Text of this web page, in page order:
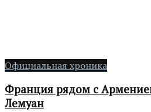
Официальная хроника
Франция рядом с
Лемуан